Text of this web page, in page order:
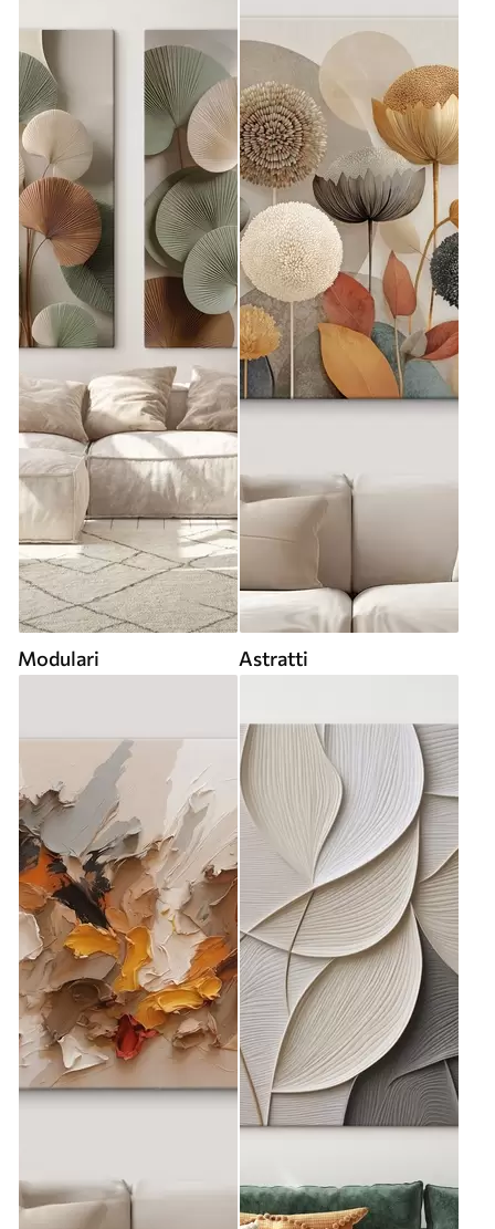
Modulari Astratti